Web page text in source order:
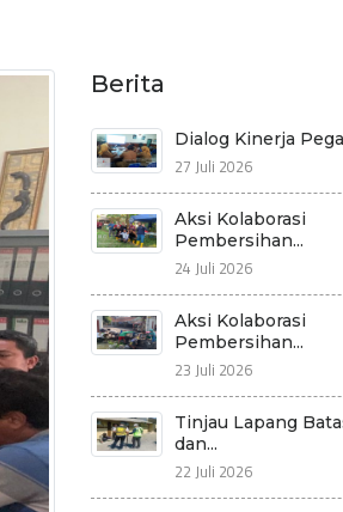
Berita
Dialog Kinerja
27 Juli 2026
Aksi Kolaborasi
Pembersihan...
24 Juli 2026
Aksi Kolaborasi
Pembersihan...
23 Juli 2026
Tinjau Lapang
dan...
22 Juli 2026